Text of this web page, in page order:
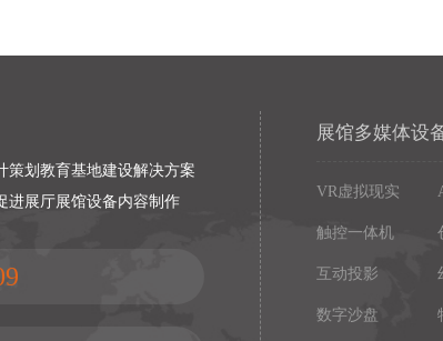
策划教育基地建设解决方案
进展厅展馆设备内容制作
展馆多媒体设
VR虚拟现实
触控一体机
互动投影
数字沙盘